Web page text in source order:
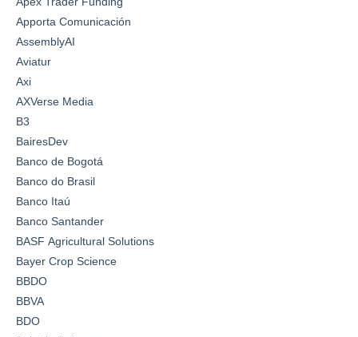
Apporta Comunicación
AssemblyAI
Aviatur
Axi
AXVerse Media
B3
BairesDev
Banco de Bogotá
Banco do Brasil
Banco Itaú
Banco Santander
BASF Agricultural Solutions
Bayer Crop Science
BBDO
BBVA
BDO